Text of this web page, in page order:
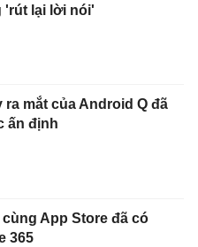
'rút lại lời nói'
ra mắt của Android Q đã
ấn định
App Store đã có
365